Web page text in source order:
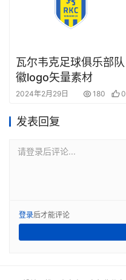
瓦尔韦克足球俱乐部队
徽logo矢量素材
2024年2月29日 180 0
发表回复
请登录后评论...
登录后才能评论